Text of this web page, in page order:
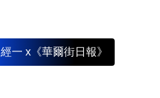
經一 x《華爾街日報》